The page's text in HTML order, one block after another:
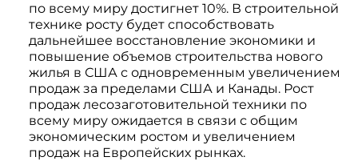
по всему миру достигнет 10%. В строительной
технике росту будет способствовать
дальнейшее восстановление экономики и
повышение объемов строительства нового
жилья в США с одновременным увеличением
продаж за пределами США и Канады. Рост
продаж лесозаготовительной техники по
всему миру ожидается в связи с общим
экономическим ростом и увеличением
продаж на Европейских рынках.